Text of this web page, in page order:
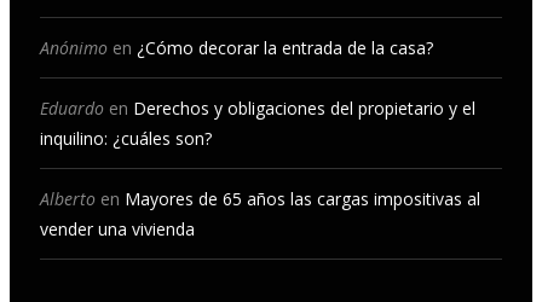
m
Anónimo en ¿Cómo decorar la entrada de la casa?
Eduardo en Derechos y obligaciones del propietario y el
inquilino: ¿cuáles son?
Alberto en Mayores de 65 años las cargas impositivas al
vender una vivienda